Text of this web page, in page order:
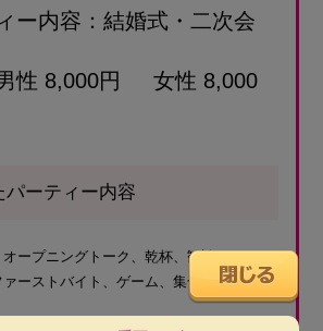
ー内容 結婚式・二次会
性 8,000円 女性 8,000
パーティー内容
ープニングトーク、乾杯、歓談、ケ
ーストバイト、ゲーム、集合写真撮